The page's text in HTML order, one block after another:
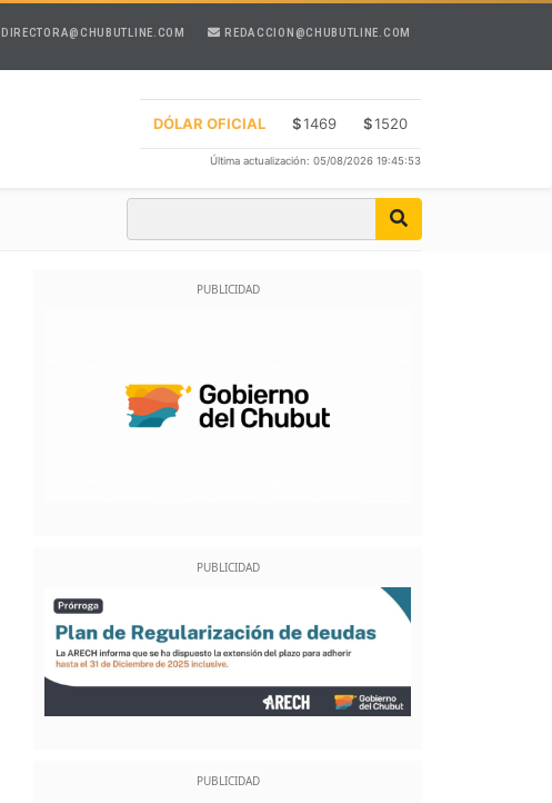
DIRECTORA@CHUBUTLINE.COM REDACCION@CHUBUTLINE.COM
DÓLAR OFICIAL $1469 $1520
Última actualización: 05/08/2026 19:45:53